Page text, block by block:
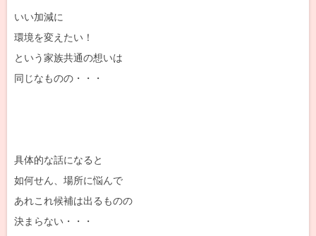
いい加減に
環境を変えたい！
という家族共通の想いは
同じなものの・・・
具体的な話になると
如何せん、場所に悩んで
あれこれ候補は出るものの
決まらない・・・